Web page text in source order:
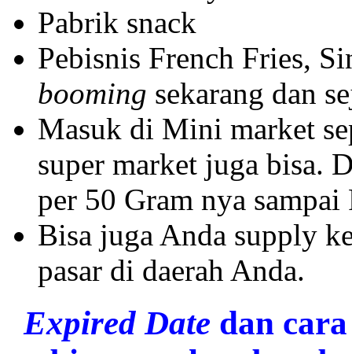
Pabrik snack
Pebisnis French Fries,
booming sekarang dan
Masuk di Mini market
super market juga bisa.
per 50 Gram nya
Bisa juga Anda supply
pasar di daerah Anda.
Expired Date dan